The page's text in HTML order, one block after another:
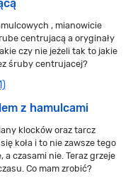
, mianowicie
centrujacą a oryginały
czy nie jeżeli tak to jakie
śruby centrujacej?
z hamulcami
klocków oraz tarcz
koła i to nie zawsze tego
a czasami nie. Teraz grzeje
Co mam zrobić?